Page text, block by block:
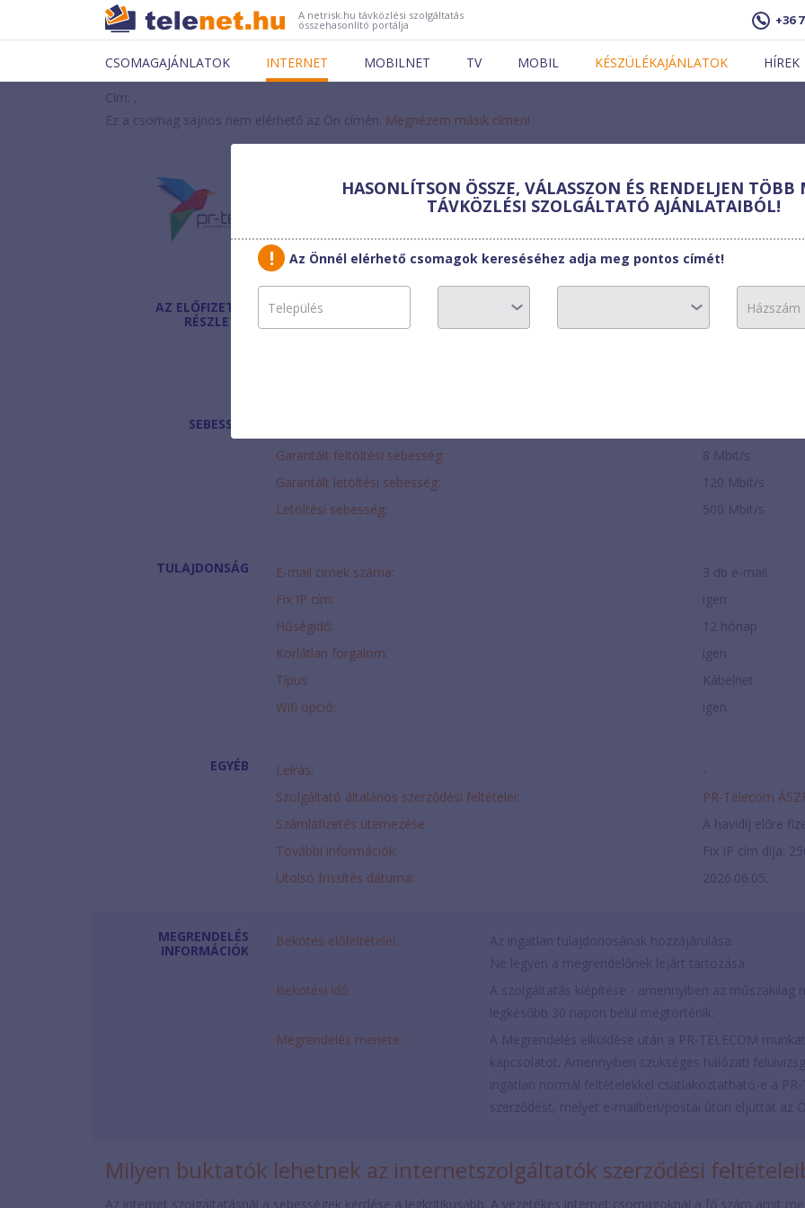
A netrisk.hu távközlési szolgáltatás
összehasonlító portálja +36
CSOMAGAJÁNLATOK INTERNET MOBILNET TV MOBIL KÉSZÜLÉKAJÁNLATOK HÍREK
Cím: ,
Ez a csomag sajnos nem elérhető az Ön címén. Megnézem másik címen!
PR-TELECOM
PR-NET 500
AZ ELŐFIZETÉS
RÉSZLETEI
Havi díj
4990 Ft
SEBESSÉG
Garantált feltöltési sebesség:
8 Mbit/s
Garantált letöltési sebesség:
120 Mbit/s
Letöltési sebesség:
500 Mbit/s
TULAJDONSÁG E-mail címek száma:
3 db e-mail
Fix IP cím:
igen
Hűségidő:
12 hónap
Korlátlan forgalom:
igen
Típus:
Kábelnet
Wifi opció:
igen
EGYÉB Leírás:
-
Szolgáltató általános szerződési feltételei:
PR-Telecom
Számlafizetés ütemezése:
A havidíj előre
További információk:
Fix IP cím díja:
Utolsó frissítés dátuma:
2026.06.05.
MEGRENDELÉS
INFORMÁCIÓK
Bekötés előfeltételei:
Bekötési idő:
Megrendelés menete:
Milyen buktatók lehetnek az internetszolgáltatók szerződési
Az internet szolgáltatásnál a sebességek kérdése a legkritikusabb. A vezetékes internet csomagoknál a fő szám amit
HASONLÍTSON ÖSSZE, VÁLASSZON ÉS RENDELJEN
TÁVKÖZLÉSI SZOLGÁLTATÓ AJÁNLATAIBÓL!
Az Önnél elérhető csomagok kereséséhez adja meg pontos címét!